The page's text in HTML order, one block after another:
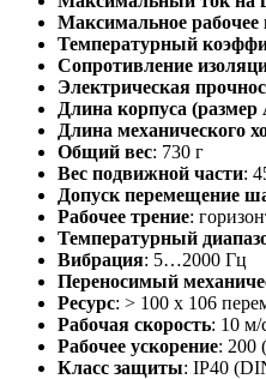
Максимальное рабочее
Температурный
Сопротивление
Электрическая
Длина корпуса (размер
Длина механического
Общий вес: 730 г
Вес подвижной части:
Допуск перемещение
Рабочее трение:
Температурный
Вибрация: 5…2000 Гц
Переносимый
Ресурс: > 100 x 106
Рабочая скорость: 10 м/
Рабочее ускорение: 200
Класс защиты: IP40